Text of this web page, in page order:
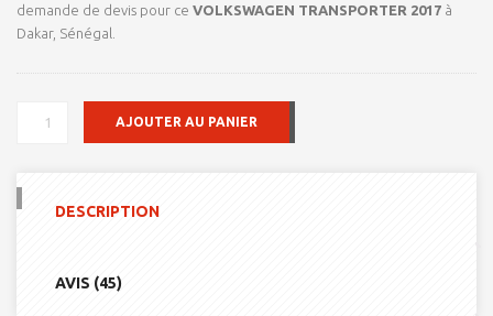
demande de devis pour ce VOLKSWAGEN TRANSPORTER 2017 à
Dakar, Sénégal.
QUANTITÉ
AJOUTER AU PANIER
DESCRIPTION
AVIS (45)